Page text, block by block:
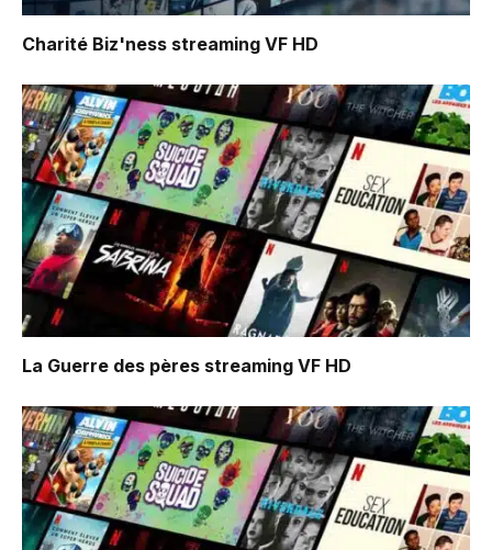
Charité Biz'ness streaming VF HD
La Guerre des pères streaming VF HD